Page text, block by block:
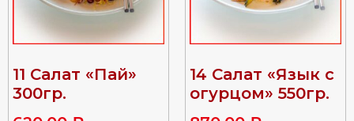
11 Салат «Пай»
300гр.
14 Салат «Язык с
огурцом» 550гр.